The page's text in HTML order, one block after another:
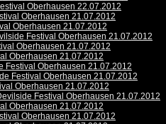
Oberhausen 22.07.2012
Oberhausen 21.07.2012
Oberhausen 21.07.2012
Festival Oberhausen 21.07.2012
Oberhausen 21.07.2012
Oberhausen 21.07.2012
Festival Oberhausen 21.07.2012
Festival Oberhausen 21.07.2012
Oberhausen 21.07.2012
Festival Oberhausen 21.07.2012
Oberhausen 21.07.2012
Oberhausen 21.07.2012